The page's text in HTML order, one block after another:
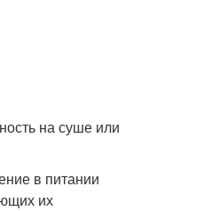
на суше или
в питании
их